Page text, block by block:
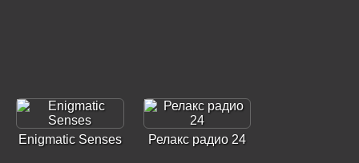
Enigmatic Senses Релакс радио 24